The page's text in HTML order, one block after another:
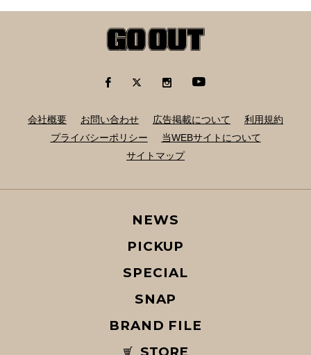
会社概要 お問い合わせ 広告掲載について
利用規約
プライバシーポリシー
当WEBサイトについて
サイトマップ
NEWS
PICKUP
SPECIAL
SNAP
BRAND FILE